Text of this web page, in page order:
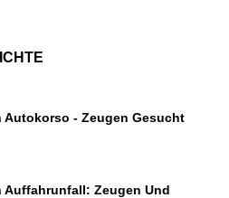
Autokorso - Zeugen Gesucht
Auffahrunfall: Zeugen Und